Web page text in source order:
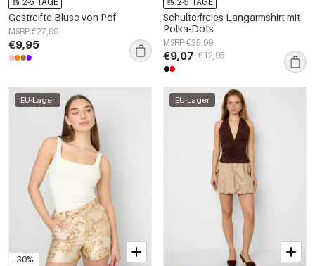
Gestreifte Bluse von Pof
MSRP €27,99
€9,95
Schulterfreies Langarmshirt mit
Polka-Dots
MSRP €35,99
€9,07 €12,95
-30%
EU-Lager EU-Lager